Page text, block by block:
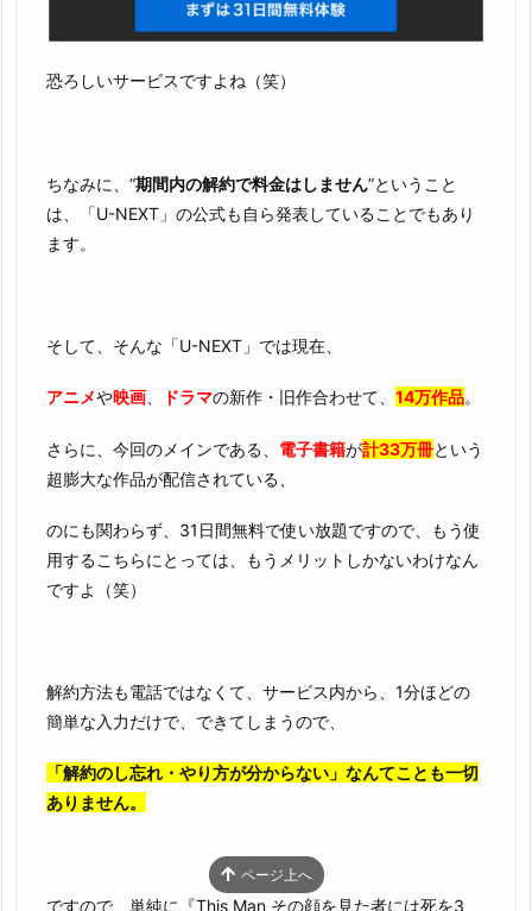
恐ろしいサービスですよね（笑）
ちなみに、“期間内の解約で料金はしません”ということ
は、「U-NEXT」の公式も自ら発表していることでもあり
ます。
そして、そんな「U-NEXT」では現在、
アニメや映画 ドラマの新作・旧作合わせて、 14万作品。
さらに、今回のメインである、 電子書籍が計33万冊という
超膨大な作品が配信されている、
のにも関わらず、31日間無料で使い放題ですので、もう使
用するこちらにとっては、もうメリットしかないわけなん
ですよ（笑）
解約方法も電話ではなくて、サービス内から、1分ほどの
簡単な入力だけで、できてしまうので、
「解約のし忘れ・やり方が分からない」なんてことも一切
ありません。
ですので、単純に『This Man その顔を見た者には死を3
ページ上へ